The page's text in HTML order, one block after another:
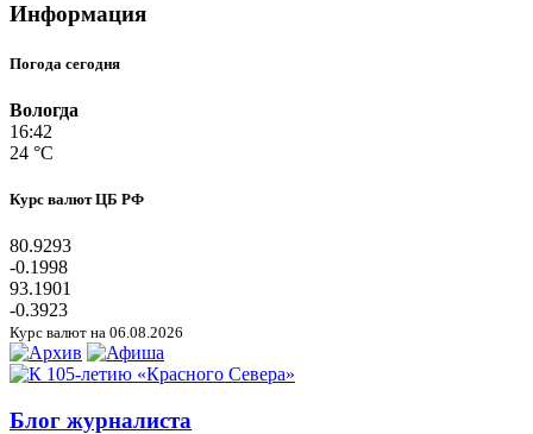
Информация
Погода сегодня
Вологда
16:42
24 °C
Курс валют ЦБ РФ
80.9293
-0.1998
93.1901
-0.3923
Курс валют на 06.08.2026
Блог журналиста